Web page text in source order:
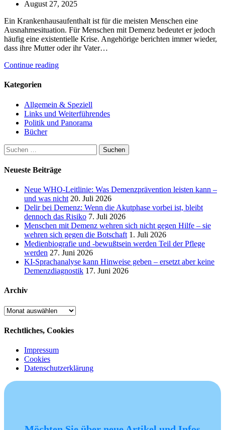
August 27, 2025
Ein Krankenhausaufenthalt ist für die meisten Menschen eine
Ausnahmesituation. Für Menschen mit Demenz bedeutet er jedoch
häufig eine existentielle Krise. Angehörige berichten immer wieder,
dass ihre Mutter oder ihr Vater…
Continue reading
Kategorien
Allgemein & Speziell
Links und Weiterführendes
Politik und Panorama
Bücher
Suchen
nach:
Neueste Beiträge
Neue WHO-Leitlinie: Was Demenzprävention leisten kann –
und was nicht 20. Juli 2026
Delir bei Demenz: Wenn die Akutphase vorbei ist, bleibt
dennoch das Risiko 7. Juli 2026
Menschen mit Demenz wehren sich nicht gegen Hilfe – sie
wehren sich gegen die Botschaft 1. Juli 2026
Medienbiografie und -bewußtsein werden Teil der Pflege
werden 27. Juni 2026
KI-Sprachanalyse kann Hinweise geben – ersetzt aber keine
Demenzdiagnostik 17. Juni 2026
Archiv
Archiv
Rechtliches, Cookies
Impressum
Cookies
Datenschutzerklärung